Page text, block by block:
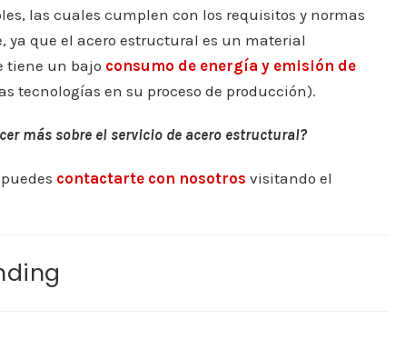
las cuales cumplen con los requisitos y normas
que el acero estructural es un material
tiene un bajo consumo de energía y emisión de
tecnologías en su proceso de producción).
más sobre el servicio de acero estructural?
contactarte con nosotros visitando el